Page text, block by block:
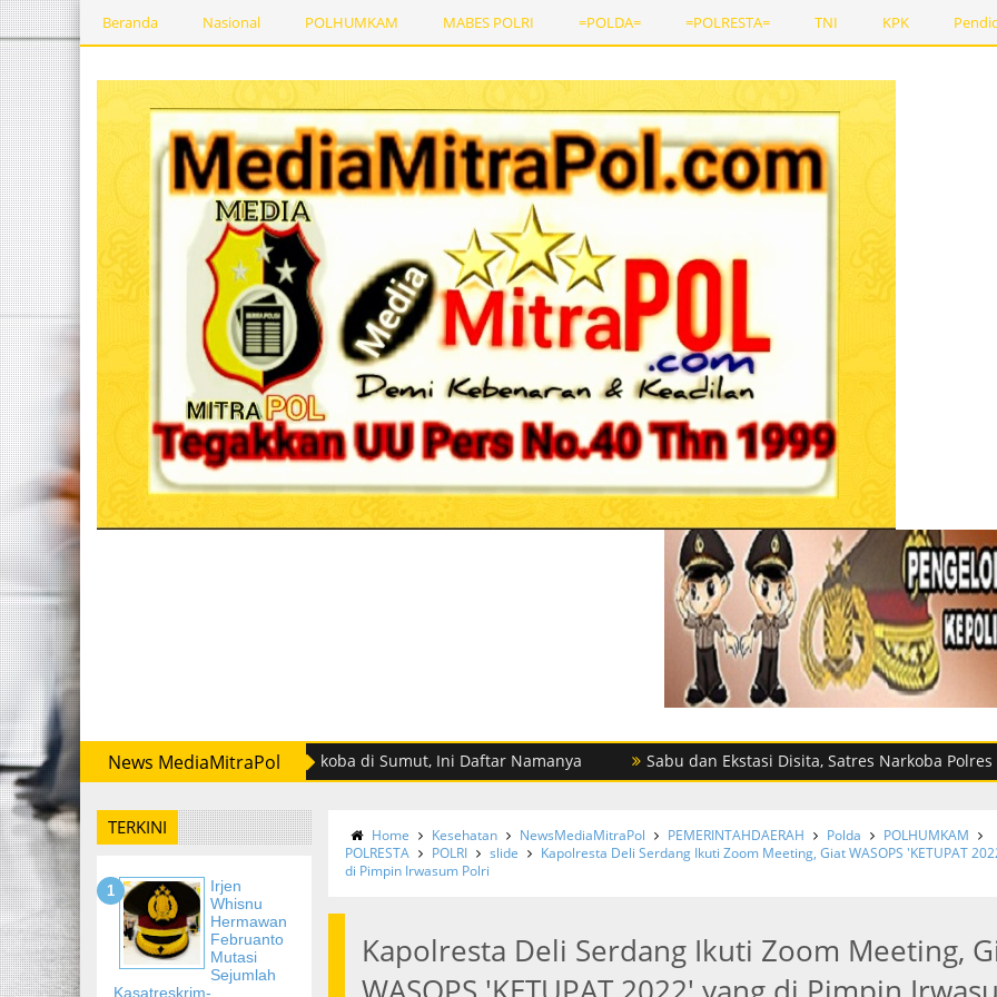
Beranda Nasional POLHUMKAM MABES POLRI =POLDA= =POLRESTA= TNI KPK
News MediaMitraPol
Kasatreskrim-Kasatresnarkoba di Sumut, Ini Daftar Namanya Sabu dan Ekstasi Disita, Satres Narkoba Polres Sergai
TERKINI
Irjen
Whisnu
Hermawan
Februanto
Mutasi
Sejumlah
Kasatreskrim-
Home Kesehatan NewsMediaMitraPol PEMERINTAHDAERAH Polda
POLHUMKAM
POLRESTA
POLRI slide
Kapolresta Deli Serdang Ikuti Zoom Meeting, Giat WASOPS 'KETUPAT
di Pimpin Irwasum Polri
Kapolresta Deli Serdang Ikuti Zoom Meeting,